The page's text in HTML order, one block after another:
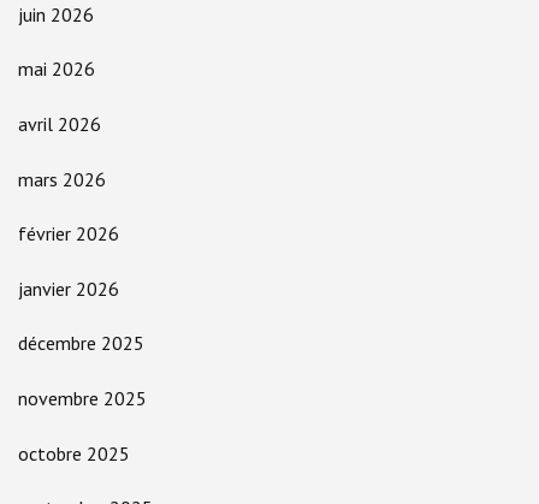
juin 2026
mai 2026
avril 2026
mars 2026
février 2026
janvier 2026
décembre 2025
novembre 2025
octobre 2025